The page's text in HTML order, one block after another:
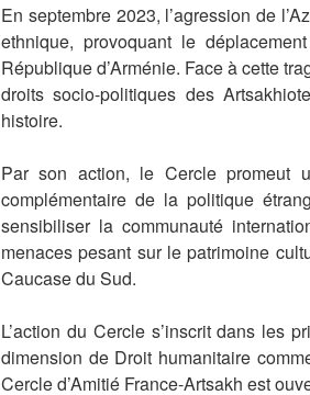
En septembre 2023, l’agression de
ethnique, provoquant le
République d’Arménie. Face à cette
droits socio-politiques des
histoire.
Par son action, le Cercle promeut
complémentaire de la politique
sensibiliser la communauté
menaces pesant sur le patrimoine
Caucase du Sud.
L’action du Cercle s’inscrit dans les
dimension de Droit humanitaire
Cercle d’Amitié France-Artsakh est